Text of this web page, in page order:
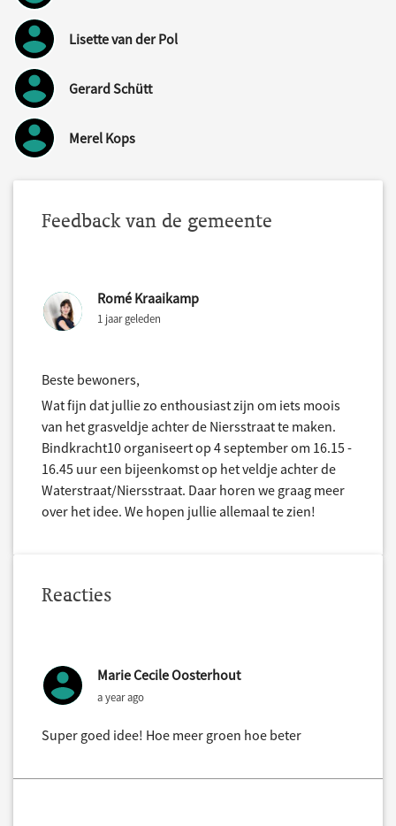
Lisette van der Pol
Gerard Schütt
Merel Kops
Feedback van de gemeente
Romé Kraaikamp
1 jaar geleden
Beste bewoners,
Wat fijn dat jullie zo enthousiast zijn om iets moois
van het grasveldje achter de Niersstraat te maken.
Bindkracht10 organiseert op 4 september om 16.15 -
16.45 uur een bijeenkomst op het veldje achter de
Waterstraat/Niersstraat. Daar horen we graag meer
over het idee. We hopen jullie allemaal te zien!
Reacties
Marie Cecile Oosterhout
a year ago
Super goed idee! Hoe meer groen hoe beter